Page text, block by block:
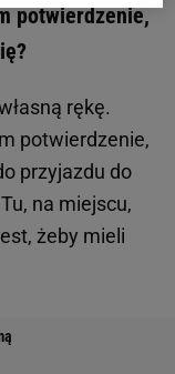
potwierdzenie,
rękę.
potwierdzenie,
przyjazdu do
na miejscu,
żeby mieli